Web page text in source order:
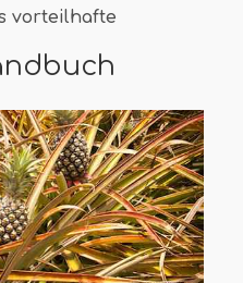
vorteilhafte